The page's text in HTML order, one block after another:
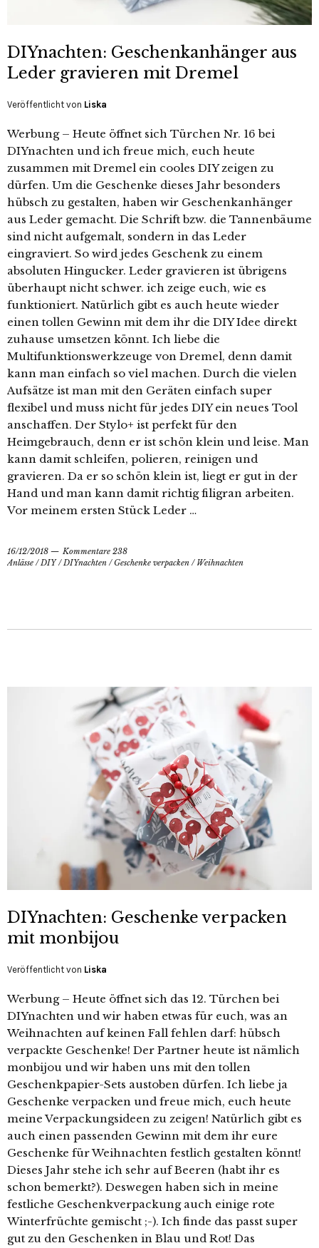
DIYnachten: Geschenkanhänger aus
Leder gravieren mit Dremel
Veröffentlicht von Liska
Werbung – Heute öffnet sich Türchen Nr. 16 bei
DIYnachten und ich freue mich, euch heute
zusammen mit Dremel ein cooles DIY zeigen zu
dürfen. Um die Geschenke dieses Jahr besonders
hübsch zu gestalten, haben wir Geschenkanhänger
aus Leder gemacht. Die Schrift bzw. die Tannenbäume
sind nicht aufgemalt, sondern in das Leder
eingraviert. So wird jedes Geschenk zu einem
absoluten Hingucker. Leder gravieren ist übrigens
überhaupt nicht schwer. ich zeige euch, wie es
funktioniert. Natürlich gibt es auch heute wieder
einen tollen Gewinn mit dem ihr die DIY Idee direkt
zuhause umsetzen könnt. Ich liebe die
Multifunktionswerkzeuge von Dremel, denn damit
kann man einfach so viel machen. Durch die vielen
Aufsätze ist man mit den Geräten einfach super
flexibel und muss nicht für jedes DIY ein neues Tool
anschaffen. Der Stylo+ ist perfekt für den
Heimgebrauch, denn er ist schön klein und leise. Man
kann damit schleifen, polieren, reinigen und
gravieren. Da er so schön klein ist, liegt er gut in der
Hand und man kann damit richtig filigran arbeiten.
Vor meinem ersten Stück Leder …
16/12/2018
Kommentare 238
Anlässe /DIY/DIYnachten /Geschenke verpacken / Weihnachten
DIYnachten: Geschenke verpacken
mit monbijou
Veröffentlicht von Liska
Werbung – Heute öffnet sich das 12. Türchen bei
DIYnachten und wir haben etwas für euch, was an
Weihnachten auf keinen Fall fehlen darf: hübsch
verpackte Geschenke! Der Partner heute ist nämlich
monbijou und wir haben uns mit den tollen
Geschenkpapier-Sets austoben dürfen. Ich liebe ja
Geschenke verpacken und freue mich, euch heute
meine Verpackungsideen zu zeigen! Natürlich gibt es
auch einen passenden Gewinn mit dem ihr eure
Geschenke für Weihnachten festlich gestalten könnt!
Dieses Jahr stehe ich sehr auf Beeren (habt ihr es
schon bemerkt?). Deswegen haben sich in meine
festliche Geschenkverpackung auch einige rote
Winterfrüchte gemischt ;-). Ich finde das passt super
gut zu den Geschenken in Blau und Rot! Das